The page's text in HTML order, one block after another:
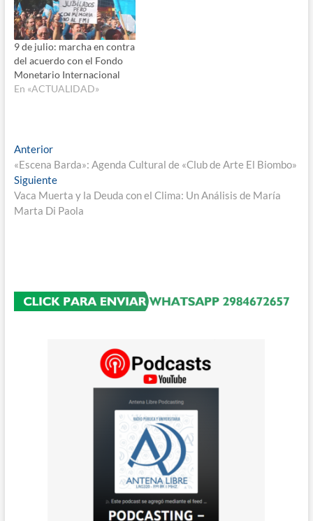
9 de julio: marcha en contra
del acuerdo con el Fondo
Monetario Internacional
En «ACTUALIDAD»
Navegación
de
entradas
AnteriorEntrada
anterior:
«Escena Barda»: Agenda Cultural de «Club de Arte El Biombo»
SiguienteEntrada
siguiente:
Vaca Muerta y la Deuda con el Clima: Un Análisis de María
Marta Di Paola